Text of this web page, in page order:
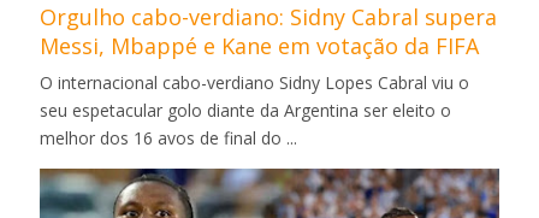
Orgulho cabo-verdiano: Sidny Cabral supera
Messi, Mbappé e Kane em votação da FIFA
O internacional cabo-verdiano Sidny Lopes Cabral viu o
seu espetacular golo diante da Argentina ser eleito o
melhor dos 16 avos de final do ...